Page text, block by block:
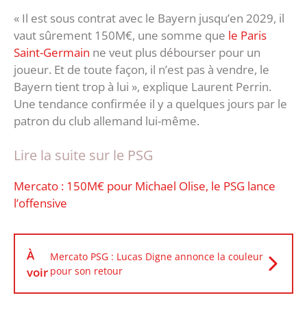
« Il est sous contrat avec le Bayern jusqu’en 2029, il
vaut sûrement 150M€, une somme que le Paris
Saint-Germain ne veut plus débourser pour un
joueur. Et de toute façon, il n’est pas à vendre, le
Bayern tient trop à lui », explique Laurent Perrin.
Une tendance confirmée il y a quelques jours par le
patron du club allemand lui-même.
Lire la suite sur le PSG
Mercato : 150M€ pour Michael Olise, le PSG lance
l’offensive
À
voir
Mercato PSG : Lucas Digne annonce la couleur
pour son retour